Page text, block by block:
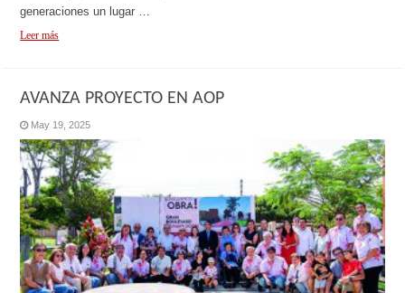
generaciones un lugar …
Leer más
AVANZA PROYECTO EN AOP
May 19, 2025